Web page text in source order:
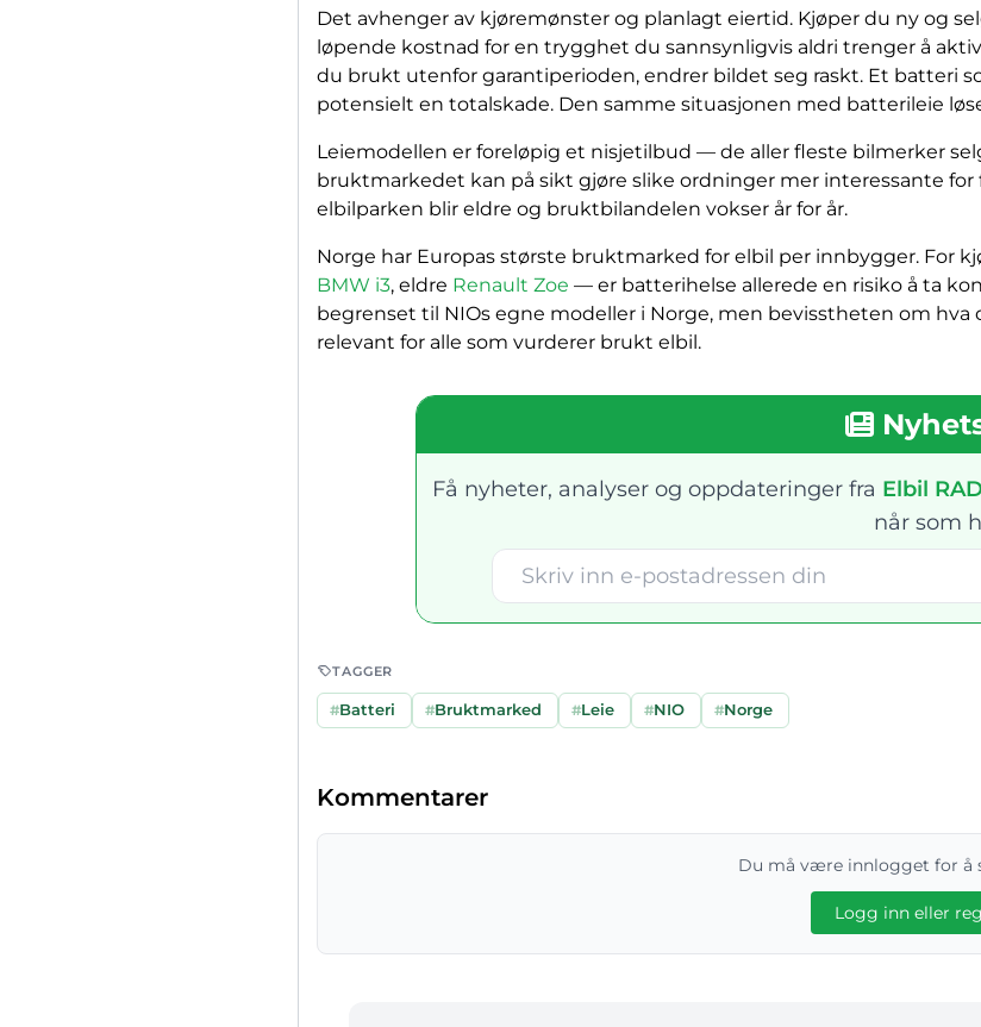
Det avhenger av kjøremønster og planlagt eiertid. Kjøper du ny og
løpende kostnad for en trygghet du sannsynligvis aldri trenger å
du brukt utenfor garantiperioden, endrer bildet seg raskt. Et batteri
potensielt en totalskade. Den samme situasjonen med batterileie
Leiemodellen er foreløpig et nisjetilbud — de aller fleste bilmerker
bruktmarkedet kan på sikt gjøre slike ordninger mer interessante
elbilparken blir eldre og bruktbilandelen vokser år for år.
Norge har Europas største bruktmarked for elbil per innbygger. For
BMW i3, eldre Renault Zoe — er batterihelse allerede en risiko å ta
begrenset til NIOs egne modeller i Norge, men bevisstheten om
relevant for alle som vurderer brukt elbil.
Få nyheter, analyser og oppdateringer fra Elbil
når som
TAGGER
#Batteri #Bruktmarked #Leie #NIO #Norge
Kommentarer
Du må være innlogget for å
Logg inn eller